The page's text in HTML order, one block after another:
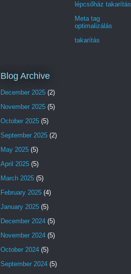
lépcsőház takarítás
Meta tag
optimalizálás
takarítás
Blog Archive
December 2025 (2)
November 2025 (5)
October 2025 (5)
September 2025 (2)
May 2025 (5)
April 2025 (5)
March 2025 (5)
February 2025 (4)
January 2025 (5)
December 2024 (5)
November 2024 (5)
October 2024 (5)
September 2024 (5)